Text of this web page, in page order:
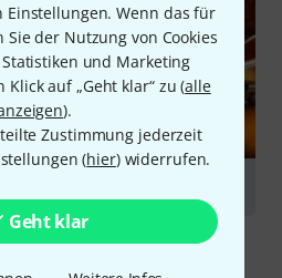
Einstellungen. Wenn das für
Sie der Nutzung von Cookies
und Marketing
auf „Geht klar“ zu (alle
).
Zustimmung jederzeit
(hier) widerrufen.
Geht klar